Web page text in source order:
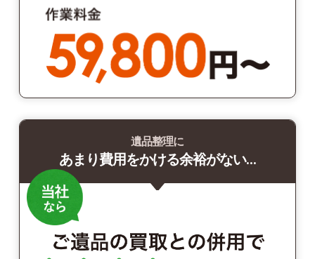
遺品整理に
あまり費用をかける余裕がない…